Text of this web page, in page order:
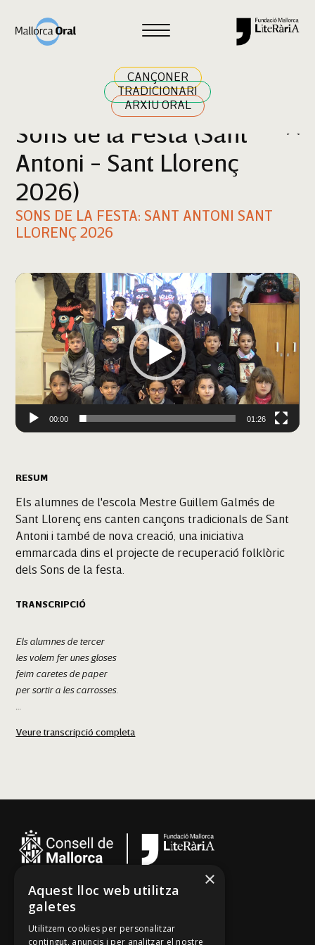
CANÇONER
TRADICIONARI
ARXIU ORAL
Cercar
Sons de la Festa (Sant
Antoni - Sant Llorenç
2026)
SONS DE LA FESTA: SANT ANTONI SANT
LLORENÇ 2026
Reproductor
00:00 01:26
RESUM
Els alumnes de l'escola Mestre Guillem Galmés de
Sant Llorenç ens canten cançons tradicionals de Sant
Antoni i també de nova creació, una iniciativa
emmarcada dins el projecte de recuperació folklòric
dels Sons de la festa.
TRANSCRIPCIÓ
Els alumnes de tercer
les volem fer unes gloses
feim caretes de paper
per sortir a les carrosses.
i entre tots el tombarem
Veure transcripció completa
Cançoner
Tradicionari
×
Aquest lloc web utilitza
galetes
Utilitzem cookies per personalitzar
contingut, anuncis i per analitzar el nostre